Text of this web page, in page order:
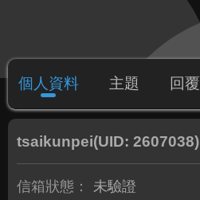
個人資料 主題 回覆
tsaikunpei(UID: 2607038)
信箱狀態： 未驗證